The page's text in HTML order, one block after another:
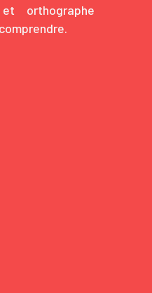
orthographe